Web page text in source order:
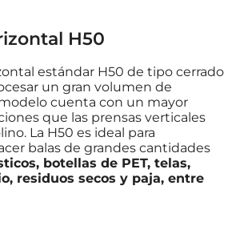
H50
estándar H50 de tipo cerrado
un gran volumen de
cuenta con un mayor
que las prensas verticales
La H50 es ideal para
balas de grandes cantidades
botellas de PET, telas,
residuos secos y paja, entre